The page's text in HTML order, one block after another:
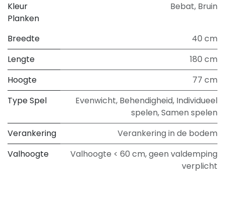
Kleur
Planken
Bebat, Bruin
Breedte
40 cm
Lengte
180 cm
Hoogte
77 cm
Type Spel
Evenwicht, Behendigheid, Individueel
spelen,Samen spelen
Verankering
Verankering in de bodem
Valhoogte
Valhoogte < 60 cm, geen valdemping
verplicht